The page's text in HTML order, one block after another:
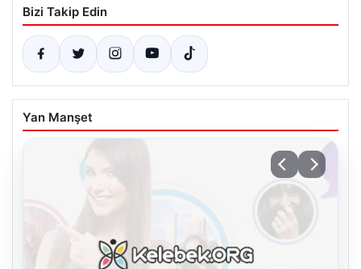
Bizi Takip Edin
Yan Manşet